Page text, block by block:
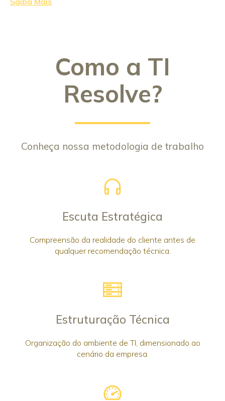
Como a TI
Resolve?
Conheça nossa metodologia de trabalho
Escuta Estratégica
Compreensão da realidade do cliente antes de
qualquer recomendação técnica.
Estruturação Técnica
Organização do ambiente de TI, dimensionado ao
cenário da empresa.